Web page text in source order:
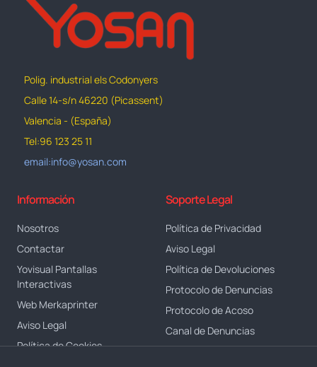
Polig. industrial els Codonyers
Calle 14-s/n 46220 (Picassent)
Valencia - (España)
Tel:96 123 25 11
email:info@yosan.com
Información
Nosotros
Contactar
Yovisual Pantallas
Interactivas
Web Merkaprinter
Aviso Legal
Política de Cookies
Soporte Legal
Política de Privacidad
Aviso Legal
Política de Devoluciones
Protocolo de Denuncias
Protocolo de Acoso
Canal de Denuncias